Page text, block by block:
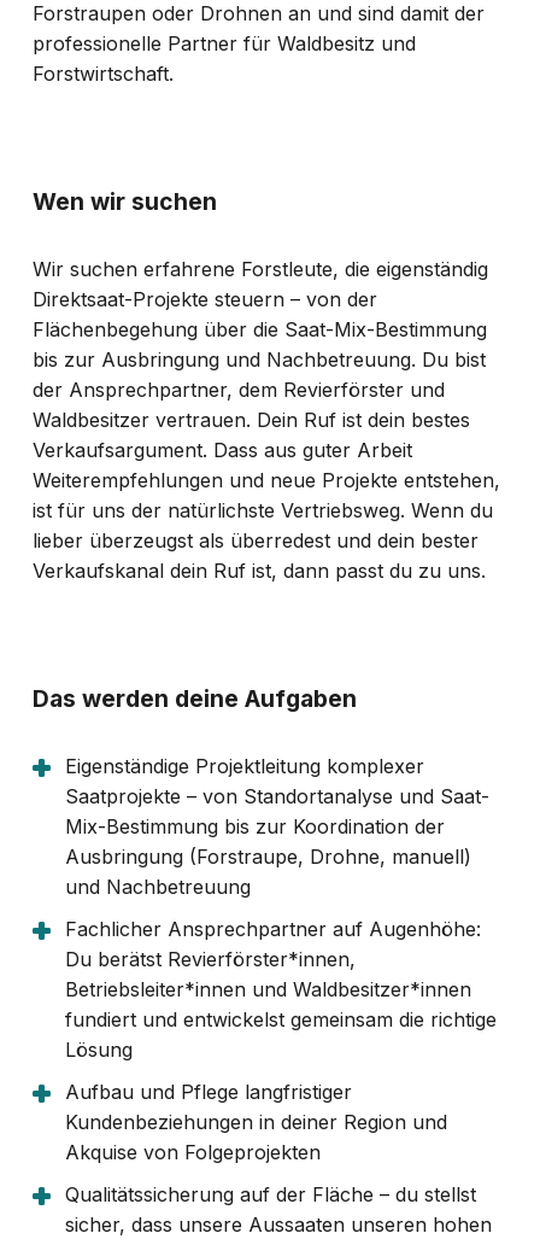
Forstraupen oder Drohnen an und sind damit der
professionelle Partner für Waldbesitz und
Forstwirtschaft.
Wen wir suchen
Wir suchen erfahrene Forstleute, die eigenständig
Direktsaat-Projekte steuern – von der
Flächenbegehung über die Saat-Mix-Bestimmung
bis zur Ausbringung und Nachbetreuung. Du bist
der Ansprechpartner, dem Revierförster und
Waldbesitzer vertrauen. Dein Ruf ist dein bestes
Verkaufsargument. Dass aus guter Arbeit
Weiterempfehlungen und neue Projekte entstehen,
ist für uns der natürlichste Vertriebsweg. Wenn du
lieber überzeugst als überredest und dein bester
Verkaufskanal dein Ruf ist, dann passt du zu uns.
Das werden deine Aufgaben
Eigenständige Projektleitung komplexer
Saatprojekte – von Standortanalyse und Saat-
Mix-Bestimmung bis zur Koordination der
Ausbringung (Forstraupe, Drohne, manuell)
und Nachbetreuung
Fachlicher Ansprechpartner auf Augenhöhe:
Du berätst Revierförster*innen,
Betriebsleiter*innen und Waldbesitzer*innen
fundiert und entwickelst gemeinsam die richtige
Lösung
Aufbau und Pflege langfristiger
Kundenbeziehungen in deiner Region und
Akquise von Folgeprojekten
Qualitätssicherung auf der Fläche – du stellst
sicher, dass unsere Aussaaten unseren hohen